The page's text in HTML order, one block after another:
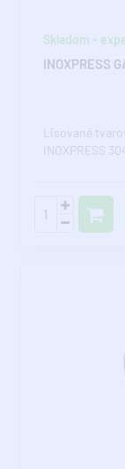
Skladom -
INOXPRESS
Lisované
INOXPRESS